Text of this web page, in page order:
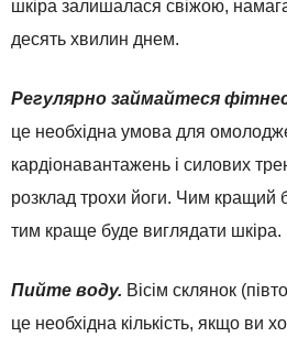
шкіра залишалася свіжою,
десять хвилин днем.
Регулярно займайтеся
це необхідна умова для
кардіонавантажень і силових
розклад трохи йоги. Чим кращий
тим краще буде виглядати шкіра.
Пийте воду. Вісім склянок
це необхідна кількість, якщо ви